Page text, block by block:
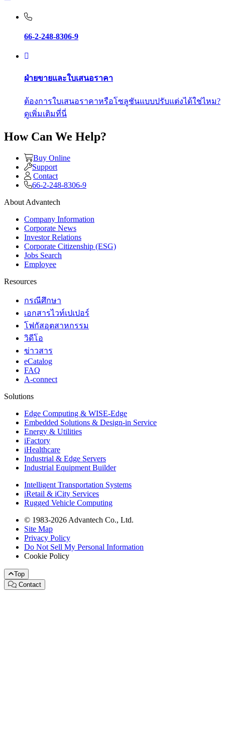
66-2-248-8306-9
ฝ่ายขายและใบเสนอราคา
ต้องการใบเสนอราคาหรือโซลูชันแบบปรับแต่งได้ใช่ไหม?
ดูเพิ่มเติมที่นี่
How Can We Help?
Buy Online
Support
Contact
66-2-248-8306-9
About Advantech
Company Information
Corporate News
Investor Relations
Corporate Citizenship (ESG)
Jobs Search
Employee
Resources
กรณีศึกษา
เอกสารไวท์เปเปอร์
โฟกัสอุตสาหกรรม
วิดีโอ
ข่าวสาร
eCatalog
FAQ
A-connect
Solutions
Edge Computing & WISE-Edge
Embedded Solutions & Design-in Service
Energy & Utilities
iFactory
iHealthcare
Industrial & Edge Servers
Industrial Equipment Builder
Intelligent Transportation Systems
iRetail & iCity Services
Rugged Vehicle Computing
© 1983-2026 Advantech Co., Ltd.
Site Map
Privacy Policy
Do Not Sell My Personal Information
Cookie Policy
Top
Contact